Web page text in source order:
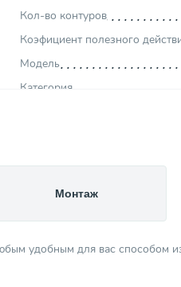
Кол-во контуров
Коэфициент полезного
Модель
Категория
удобным для вас способом
Монтаж